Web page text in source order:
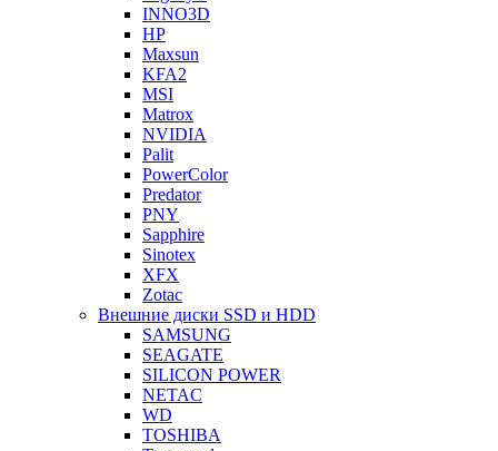
INNO3D
HP
Maxsun
KFA2
MSI
Matrox
NVIDIA
Palit
PowerColor
Predator
PNY
Sapphire
Sinotex
XFX
Zotac
Внешние диски SSD и HDD
SAMSUNG
SEAGATE
SILICON POWER
NETAC
WD
TOSHIBA